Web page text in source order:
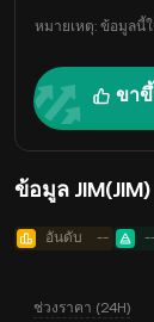
หมายเหตุ: ข้อมูลนี้
ขา
ข้อมูล JIM(JIM)
อันดับ --
ช่วงราคา (24H)